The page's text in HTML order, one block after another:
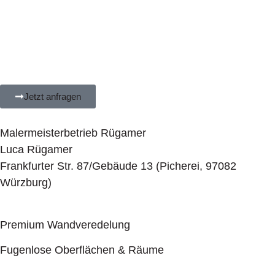
Jetzt anfragen
Malermeisterbetrieb Rügamer
Luca Rügamer
Frankfurter Str. 87/Gebäude 13 (Picherei, 97082
Würzburg)
Premium Wandveredelung
Fugenlose Oberflächen & Räume